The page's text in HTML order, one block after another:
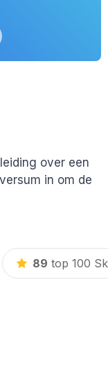
over een
in om de
89 top 100